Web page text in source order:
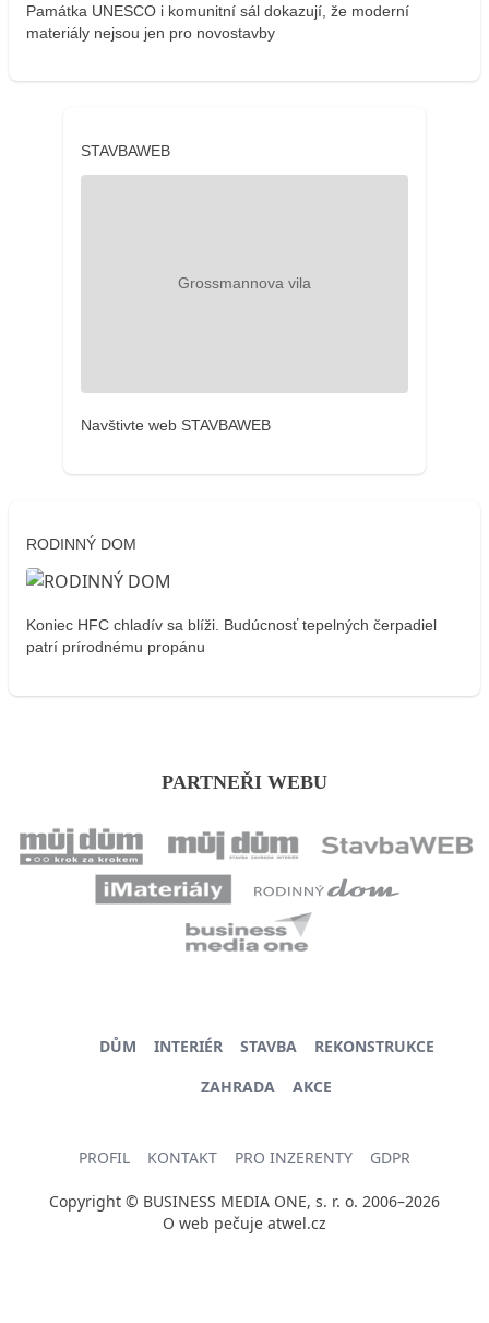
Památka UNESCO i komunitní sál dokazují, že moderní
materiály nejsou jen pro novostavby
STAVBAWEB
Navštivte web STAVBAWEB
RODINNÝ DOM
Koniec HFC chladív sa blíži. Budúcnosť tepelných čerpadiel
patrí prírodnému propánu
PARTNEŘI WEBU
DŮM INTERIÉR STAVBA
REKONSTRUKCE
ZAHRADA
AKCE
PROFIL KONTAKT PRO INZERENTY GDPR
Copyright © BUSINESS MEDIA ONE, s. r. o. 2006–2026